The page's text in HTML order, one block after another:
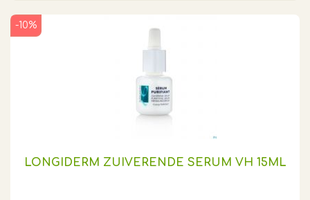
LONGIDERM ZUIVERENDE SERUM VH 15ML
-10%